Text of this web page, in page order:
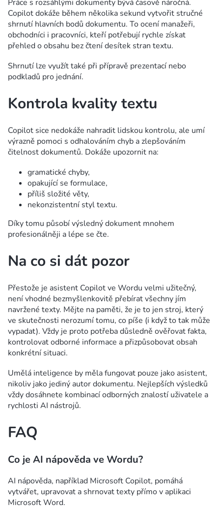
Práce s rozsáhlými dokumenty bývá časově náročná.
Copilot dokáže během několika sekund vytvořit stručné
shrnutí hlavních bodů dokumentu. To ocení manažeři,
obchodníci i pracovníci, kteří potřebují rychle získat
přehled o obsahu bez čtení desítek stran textu.
Shrnutí lze využít také při přípravě prezentací nebo
podkladů pro jednání.
Kontrola kvality textu
Copilot sice nedokáže nahradit lidskou kontrolu, ale umí
výrazně pomoci s odhalováním chyb a zlepšováním
čitelnost dokumentů. Dokáže upozornit na:
gramatické chyby,
opakující se formulace,
příliš složité věty,
nekonzistentní styl textu.
Díky tomu působí výsledný dokument mnohem
profesionálněji a lépe se čte.
Na co si dát pozor
Přestože je asistent Copilot ve Wordu velmi užitečný,
není vhodné bezmyšlenkovitě přebírat všechny jím
navržené texty. Mějte na paměti, že je to jen stroj, který
ve skutečnosti nerozumí tomu, co píše (i když to tak může
vypadat). Vždy je proto potřeba důsledně ověřovat fakta,
kontrolovat odborné informace a přizpůsobovat obsah
konkrétní situaci.
Umělá inteligence by měla fungovat pouze jako asistent,
nikoliv jako jediný autor dokumentu. Nejlepších výsledků
vždy dosáhnete kombinací odborných znalostí uživatele a
rychlosti AI nástrojů.
FAQ
Co je AI nápověda ve Wordu?
AI nápověda, například Microsoft Copilot, pomáhá
vytvářet, upravovat a shrnovat texty přímo v aplikaci
Microsoft Word.